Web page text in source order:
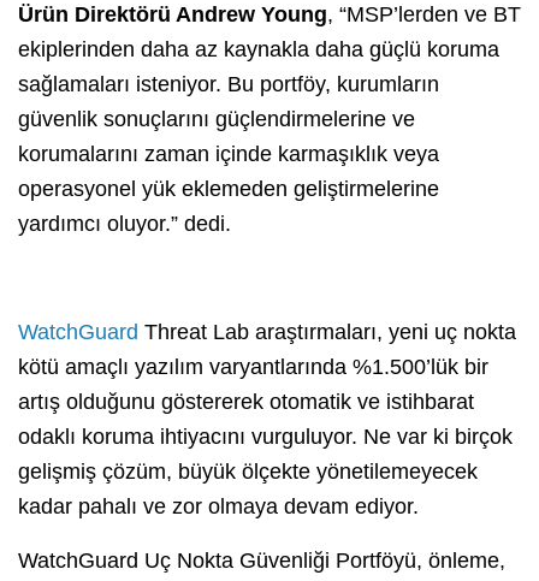
Ürün Direktörü Andrew Young, “MSP’lerden ve BT
ekiplerinden daha az kaynakla daha güçlü koruma
sağlamaları isteniyor. Bu portföy, kurumların
güvenlik sonuçlarını güçlendirmelerine ve
korumalarını zaman içinde karmaşıklık veya
operasyonel yük eklemeden geliştirmelerine
yardımcı oluyor.” dedi.
WatchGuard Threat Lab araştırmaları, yeni uç nokta
kötü amaçlı yazılım varyantlarında %1.500’lük bir
artış olduğunu göstererek otomatik ve istihbarat
odaklı koruma ihtiyacını vurguluyor. Ne var ki birçok
gelişmiş çözüm, büyük ölçekte yönetilemeyecek
kadar pahalı ve zor olmaya devam ediyor.
WatchGuard Uç Nokta Güvenliği Portföyü, önleme,